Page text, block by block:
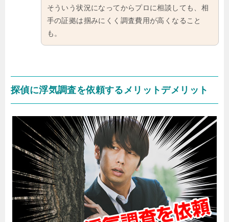
そういう状況になってからプロに相談しても、相
手の証拠は掴みにくく調査費用が高くなること
も。
探偵に浮気調査を依頼するメリットデメリット